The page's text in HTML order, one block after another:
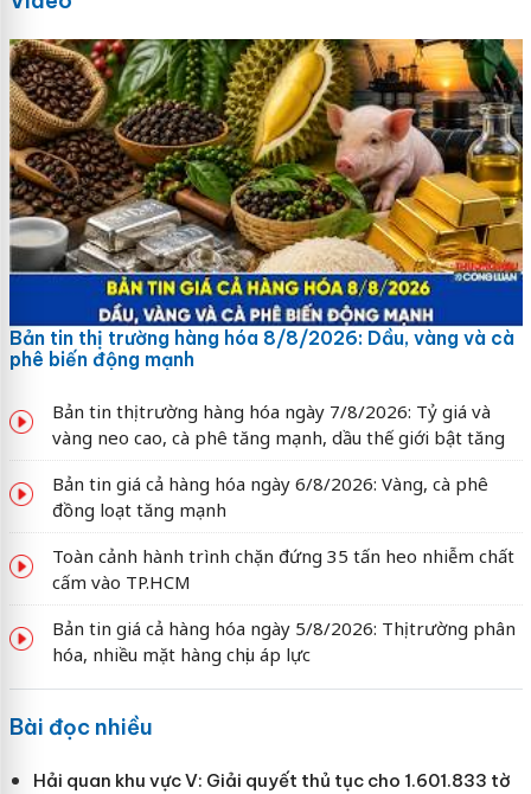
Bản tin thị trường hàng hóa 8/8/2026: Dầu, vàng và cà
phê biến động mạnh
Bản tin thị trường hàng hóa ngày 7/8/2026: Tỷ giá và
vàng neo cao, cà phê tăng mạnh, dầu thế giới bật tăng
Bản tin giá cả hàng hóa ngày 6/8/2026: Vàng, cà phê
đồng loạt tăng mạnh
Toàn cảnh hành trình chặn đứng 35 tấn heo nhiễm chất
cấm vào TP.HCM
Bản tin giá cả hàng hóa ngày 5/8/2026: Thị trường phân
hóa, nhiều mặt hàng chịu áp lực
Bài đọc nhiều
Hải quan khu vực V: Giải quyết thủ tục cho 1.601.833 tờ